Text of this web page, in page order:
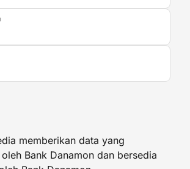
memberikan data yang
Bank Danamon dan bersedia